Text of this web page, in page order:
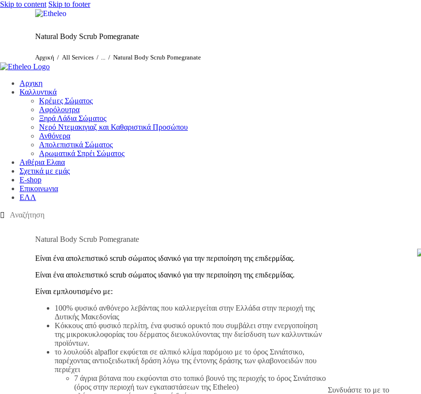
Skip to content Skip to footer
Natural Body Scrub Pomegranate
Αρχική All Services ... Natural Body Scrub Pomegranate
Αρχικη
Καλλυντικά
Κρέμες Σώματος
Αφρόλουτρα
Ξηρά Λάδια Σώματος
Νερό Ντεμακιγιαζ και Καθαριστικά Προσώπου
Ανθόνερα
Απολεπιστικά Σώματος
Αρωματικά Σπρέι Σώματος
Αιθέρια Ελαια
Σχετικά με εμάς
E-shop
Επικοινωνια
ΕΛΛ
Natural Body Scrub Pomegranate
Είναι ένα απολεπιστικό scrub σώματος ιδανικό για την περιποίηση της επιδερμίδας.
Είναι ένα απολεπιστικό scrub σώματος ιδανικό για την περιποίηση της επιδερμίδας.
Είναι εμπλουτισμένο με:
100% φυσικό ανθόνερο λεβάντας που καλλιεργείται στην Ελλάδα στην περιοχή της
Δυτικής Μακεδονίας
Κόκκους από φυσικό περλίτη, ένα φυσικό ορυκτό που συμβάλει στην ενεργοποίηση
της μικροκυκλοφορίας του δέρματος διευκολύνοντας την διείσδυση των καλλυντικών
προϊόντων.
το λουλούδι alpaflor εκφύεται σε αλπικό κλίμα παρόμοιο με το όρος Σινιάτσικο,
παρέχοντας αντιοξειδωτική δράση λόγω της έντονης δράσης των φλαβονοειδών που
περιέχει
7 άγρια βότανα που εκφύονται στο τοπικό βουνό της περιοχής το όρος Σινιάτσικο
(όρος στην περιοχή των εγκαταστάσεων της Etheleo)
Συνδυάστε το με το